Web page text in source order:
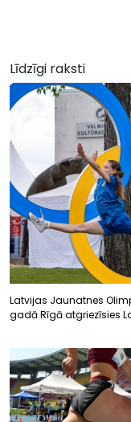
Līdzīgi raksti
Latvijas Jaunatnes
gadā Rīgā atgriezīsies